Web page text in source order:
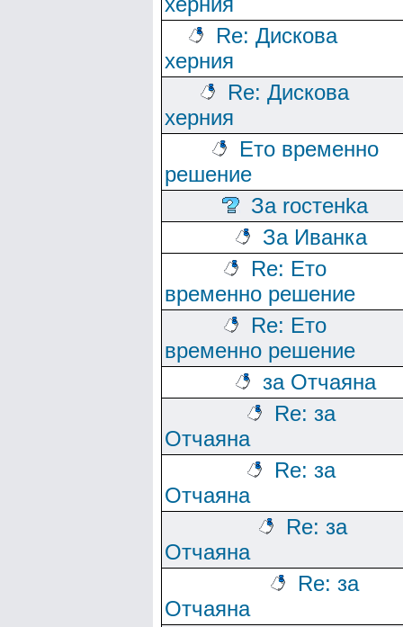
Re: Дискова
херния
Re: Дискова
херния
Ето временно
решение
За rocтeнka
За Иванка
Re: Ето
временно решение
Re: Ето
временно решение
за Отчаяна
Re: за
Отчаяна
Re: за
Отчаяна
Re: за
Отчаяна
Re: за
Отчаяна